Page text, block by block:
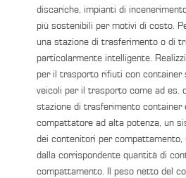
discariche, impianti di
più sostenibili per motivi di costo.
una stazione di trasferimento o di
particolarmente intelligente.
per il trasporto rifiuti con container
veicoli per il trasporto come ad es.
stazione di trasferimento container
compattatore ad alta potenza, un
dei contenitori per
dalla corrispondente quantità di
compattamento. Il peso netto del